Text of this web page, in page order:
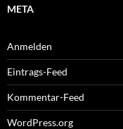
META
Anmelden
Eintrags-Feed
Kommentar-Feed
WordPress.org